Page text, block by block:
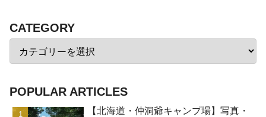
CATEGORY
POPULAR ARTICLES
【北海道・仲洞爺キャンプ場】写真・